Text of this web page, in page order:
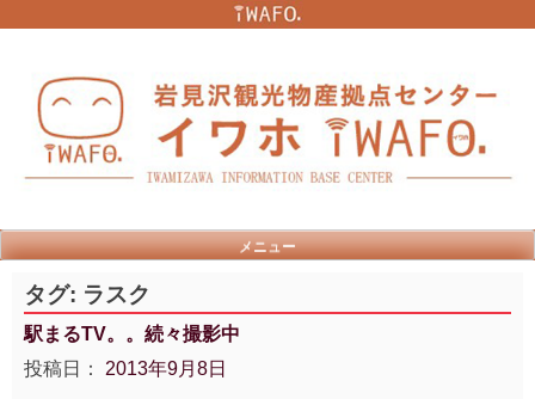
メニュー
タグ: ラスク
駅まるTV。。続々撮影中
投稿日： 2013年9月8日